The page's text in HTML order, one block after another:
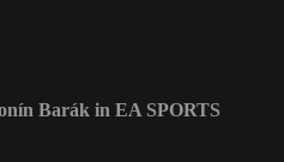
Barák in EA SPORTS